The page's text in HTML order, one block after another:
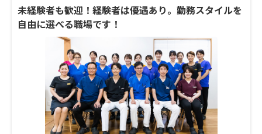
お口の機能向上トレーニングの体制が整っ
た。今回は、長年地域の歯科医療に貢献して
きた丸尾傳（まるお・つたえ）院長と息子の
丸尾尚伸（ひさのぶ）副院長に、デンタルフ
ィットネスの考え方、患者への思いなどにつ
いて聞いた。
未経験者も歓迎！経験者は優遇あり。勤務スタイルを
自由に選べる職場です！